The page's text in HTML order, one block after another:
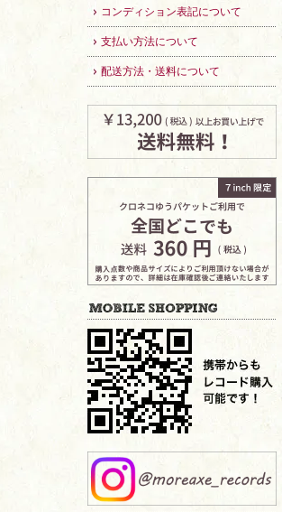
コンディション表記について
支払い方法について
配送方法・送料について